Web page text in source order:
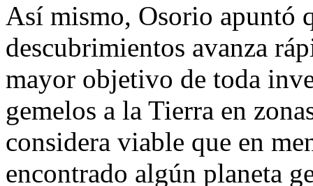
Así mismo, Osorio apuntó
descubrimientos avanza
mayor objetivo de toda
gemelos a la Tierra en
considera viable que en
encontrado algún planeta